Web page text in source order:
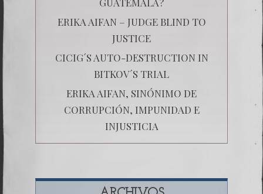
ERIKA AIFAN – JUDGE BLIND TO
JUSTICE
CICIG´S AUTO-DESTRUCTION IN
BITKOV´S TRIAL
ERIKA AIFAN, SINÓNIMO DE
CORRUPCIÓN, IMPUNIDAD E
INJUSTICIA